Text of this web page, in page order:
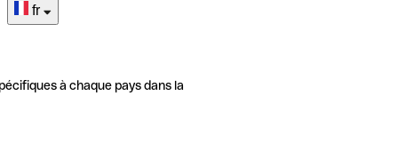
fr
à chaque pays dans la